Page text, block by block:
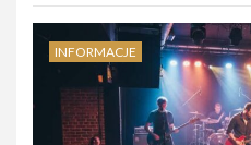
INFORMACJE